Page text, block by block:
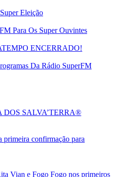
Eleição
Para Os Super Ouvintes
ENCERRADO!
Da Rádio SuperFM
SALVA’TERRA®
primeira confirmação para
Vian e Fogo Fogo nos primeiros